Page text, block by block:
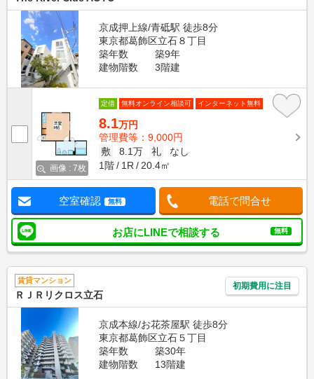
京成押上線/青砥駅 徒歩8分
東京都葛飾区立石８丁目
築年数
築9年
建物階数
3階建
画像 : 7枚
定借 無料オンライン相談可 インターネット無料
8.1万円
管理費等：9,000円
敷
8.1万 礼
なし
1階
1R 20.4㎡
空室確認 無料 電話で問合せ
お店にLINEで相談する 無料
賃貸マンション
ＲＪＲリクロス立石
初期費用に注目
京成本線/お花茶屋駅 徒歩8分
東京都葛飾区立石５丁目
築年数
築30年
建物階数
13階建